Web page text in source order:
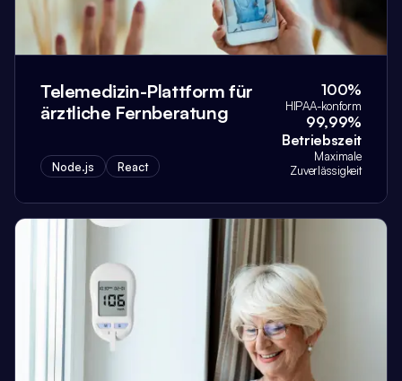
Telemedizin-Plattform für
ärztliche Fernberatung
Node.js React
100%
HIPAA-konform
99,99%
Betriebszeit
Maximale
Zuverlässigkeit